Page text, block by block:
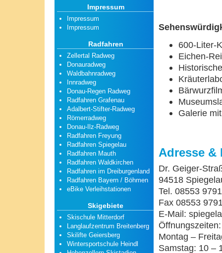
Impressum
Impressum
Impressum
Radfahren
Zellertal Radweg
Donauradweg
Waldbahnradweg
Innradweg
Donau-Regen Radweg
Radfahren Grafenau
Adalbert-Stifter-Radweg
Römerradweg
Donau-Ilz-Radweg
Radfahren Freyung
Radfahren Spiegelau
Radfahren Mauth
Radfahren Waldkirchen
Radfahren im Dreiburgenland
Radfahren Bayern / Böhmen
eBike Verleihstationen
Skigebiete
Skischule Mitterdorf
Langlaufzentrum Breitenberg
Skilifte Geiersberg
Wintersportschule Heindl
600-Liter-
Eichen-
Galerie
Adresse &
Dr. Geiger-
94518
Tel. 08553
Fax 08553
E-Mail:
Öffnungszeiten:
Montag –
Samstag: 10 –